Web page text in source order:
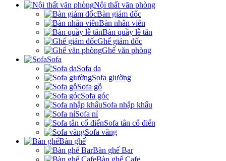
Nội thất văn phòng
Bàn giám đốc
Bàn nhân viên
Bàn quầy lễ tân
Ghế giám đốc
Ghế văn phòng
Sofa
Sofa da
Sofa giường
Sofa gỗ
Sofa góc
Sofa nhập khẩu
Sofa nỉ
Sofa tân cổ điển
Sofa văng
Bàn ghế
Bàn ghế Bar